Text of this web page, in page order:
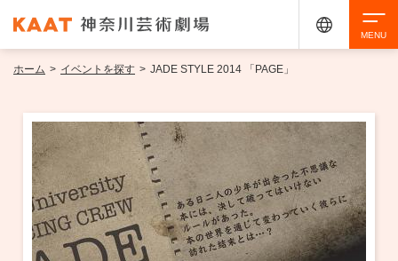
イベントを探す
アクセシビリティ 交通案内
ホーム > イベントを探す > JADE STYLE 2014 「PAGE」